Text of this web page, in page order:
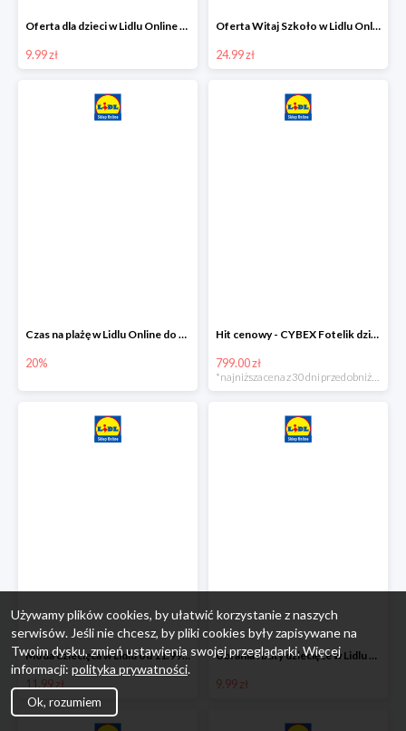
Oferta dla dzieci w Lidlu Online od 9,99 zł
9.99 zł
Oferta Witaj Szkoło w Lidlu Online od 24,99 zł
24.99 zł
Czas na plażę w Lidlu Online do -20%
20%
Hit cenowy - CYBEX Fotelik dziecięcy samochodowy Pallasfix grupa I-III, 9-36 kg
799.00 zł
Moda dziecięca w Lidlu od 11.99 zł
11.99 zł
Ubrania i buty dziecięce w Lidlu Online od 9,99 zł
9.99 zł
Używamy plików cookies, by ułatwić korzystanie z naszych
serwisów. Jeśli nie chcesz, by pliki cookies były zapisywane na
Twoim dysku, zmień ustawienia swojej przeglądarki. Więcej
informacji: polityka prywatności.
Ok, rozumiem